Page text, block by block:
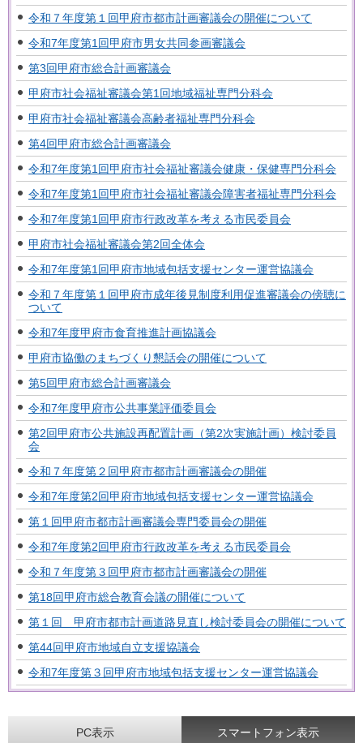
令和７年度第１回甲府市都市計画審議会の開催について
令和7年度第1回甲府市男女共同参画審議会
第3回甲府市総合計画審議会
甲府市社会福祉審議会第1回地域福祉専門分科会
甲府市社会福祉審議会高齢者福祉専門分科会
第4回甲府市総合計画審議会
令和7年度第1回甲府市社会福祉審議会健康・保健専門分科会
令和7年度第1回甲府市社会福祉審議会障害者福祉専門分科会
令和7年度第1回甲府市行政改革を考える市民委員会
甲府市社会福祉審議会第2回全体会
令和7年度第1回甲府市地域包括支援センター運営協議会
令和７年度第１回甲府市成年後見制度利用促進審議会の傍聴に
ついて
令和7年度甲府市食育推進計画協議会
甲府市協働のまちづくり懇話会の開催について
第5回甲府市総合計画審議会
令和7年度甲府市公共事業評価委員会
第2回甲府市公共施設再配置計画（第2次実施計画）検討委員
会
令和７年度第２回甲府市都市計画審議会の開催
令和7年度第2回甲府市地域包括支援センター運営協議会
第１回甲府市都市計画審議会専門委員会の開催
令和7年度第2回甲府市行政改革を考える市民委員会
令和７年度第３回甲府市都市計画審議会の開催
第18回甲府市総合教育会議の開催について
第１回 甲府市都市計画道路見直し検討委員会の開催について
第44回甲府市地域自立支援協議会
令和7年度第３回甲府市地域包括支援センター運営協議会
PC表示 スマートフォン表示